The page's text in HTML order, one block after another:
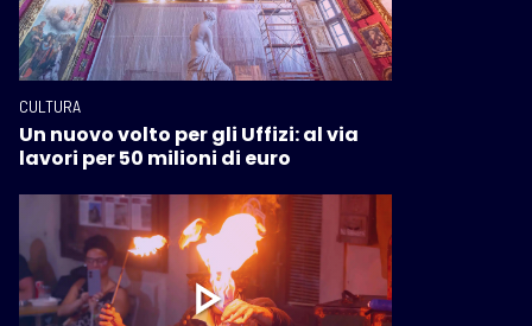
CULTURA
Un nuovo volto per gli Uffizi: al via
lavori per 50 milioni di euro